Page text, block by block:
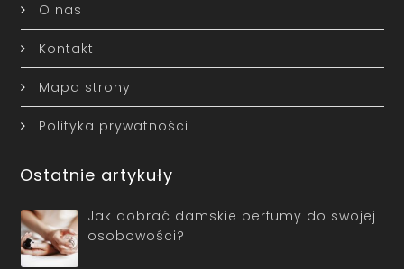
O nas
Kontakt
Mapa strony
Polityka prywatności
Ostatnie artykuły
Jak dobrać damskie perfumy do swojej
osobowości?